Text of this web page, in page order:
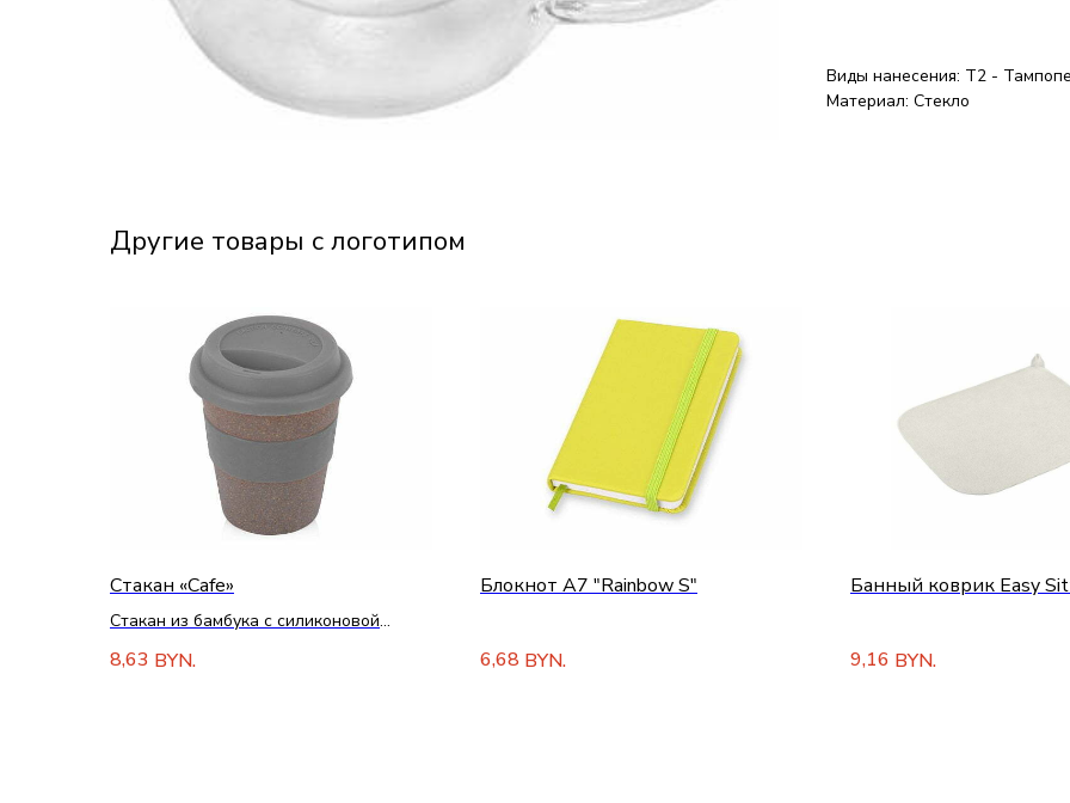
Виды нанесения: Т2 -
Материал: Стекло
Другие товары с логотипом
Стакан «Cafe»
Стакан из бамбука с силиконовой
8,63 BYN.
Блокнот A7 "Rainbow S"
6,68 BYN.
Банный коврик Easy
9,16 BYN.